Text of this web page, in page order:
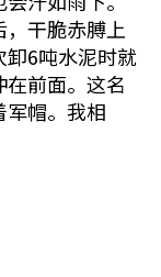
干脆赤膊上
卸6吨水泥时就
前面。这名
帽。我相